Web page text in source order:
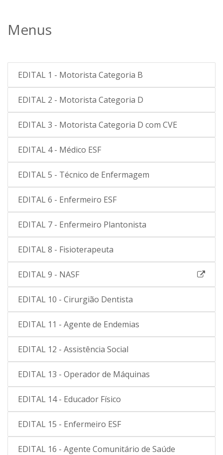
Menus
EDITAL 1 - Motorista Categoria B
EDITAL 2 - Motorista Categoria D
EDITAL 3 - Motorista Categoria D com CVE
EDITAL 4 - Médico ESF
EDITAL 5 - Técnico de Enfermagem
EDITAL 6 - Enfermeiro ESF
EDITAL 7 - Enfermeiro Plantonista
EDITAL 8 - Fisioterapeuta
EDITAL 9 - NASF
EDITAL 10 - Cirurgião Dentista
EDITAL 11 - Agente de Endemias
EDITAL 12 - Assistência Social
EDITAL 13 - Operador de Máquinas
EDITAL 14 - Educador Físico
EDITAL 15 - Enfermeiro ESF
EDITAL 16 - Agente Comunitário de Saúde